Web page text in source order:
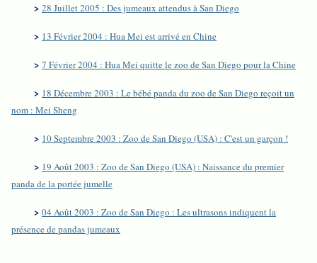
> 28 Juillet 2005 : Des jumeaux attendus à San Diego
> 13 Février 2004 : Hua Mei est arrivé en Chine
> 7 Février 2004 : Hua Mei quitte le zoo de San Diego pour la Chine
> 18 Décembre 2003 : Le bébé panda du zoo de San Diego reçoit un
nom : Mei Sheng
> 10 Septembre 2003 : Zoo de San Diego (USA) : C'est un garçon !
> 19 Août 2003 : Zoo de San Diego (USA) : Naissance du premier
panda de la portée jumelle
> 04 Août 2003 : Zoo de San Diego : Les ultrasons indiquent la
présence de pandas jumeaux